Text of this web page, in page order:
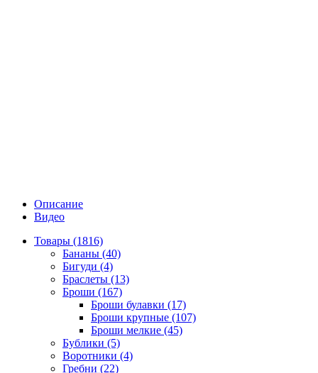
Описание
Видео
Товары (1816)
Бананы (40)
Бигуди (4)
Браслеты (13)
Броши (167)
Броши булавки (17)
Броши крупные (107)
Броши мелкие (45)
Бублики (5)
Воротники (4)
Гребни (22)